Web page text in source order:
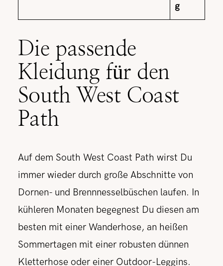
g
Die passende
Kleidung für den
South West Coast
Path
Auf dem South West Coast Path wirst Du
immer wieder durch große Abschnitte von
Dornen- und Brennnesselbüschen laufen. In
kühleren Monaten begegnest Du diesen am
besten mit einer Wanderhose, an heißen
Sommertagen mit einer robusten dünnen
Kletterhose oder einer Outdoor-Leggins.